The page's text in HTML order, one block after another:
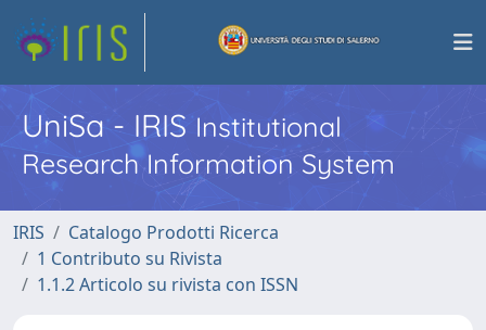
UniSa - IRISInstitutional
Research Information System
IRIS
Catalogo Prodotti Ricerca
1 Contributo su Rivista
1.1.2 Articolo su rivista con ISSN